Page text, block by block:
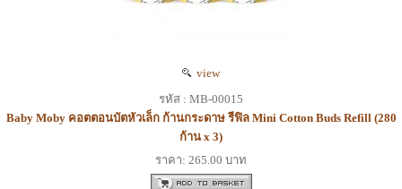
view
รหัส : MB-00015
Baby Moby คอตตอนบัตหัวเล็ก ก้านกระดาษ รีฟิล Mini Cotton Buds Refill (280
ก้าน x 3)
ราคา: 265.00 บาท